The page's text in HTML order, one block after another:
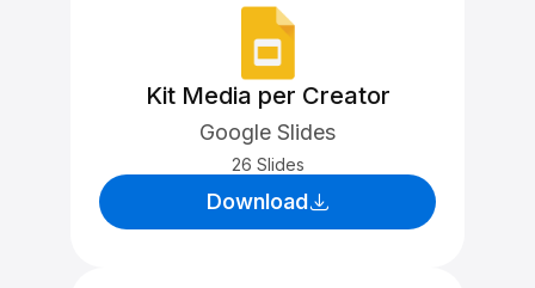
Kit Media per Creator
Google Slides
26 Slides
Download